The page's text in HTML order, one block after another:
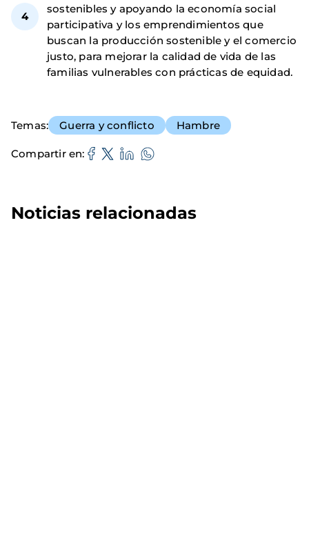
sostenibles y apoyando la economía social
participativa y los emprendimientos que
buscan la producción sostenible y el comercio
justo, para mejorar la calidad de vida de las
familias vulnerables con prácticas de equidad.
Temas Guerra y conflicto Hambre
Compartir en
Noticias relacionadas